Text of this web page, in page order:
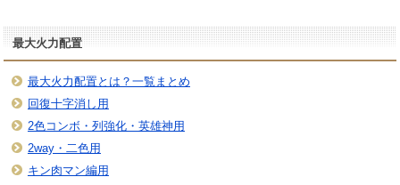
最大火力配置
最大火力配置とは？一覧まとめ
回復十字消し用
2色コンボ・列強化・英雄神用
2way・二色用
キン肉マン編用